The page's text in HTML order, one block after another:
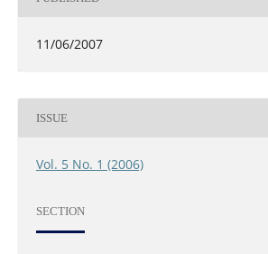
11/06/2007
ISSUE
Vol. 5 No. 1 (2006)
SECTION